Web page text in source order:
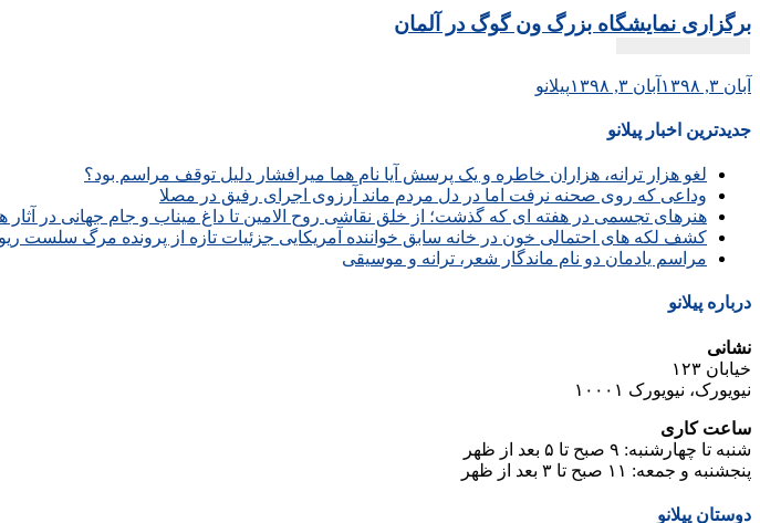
برگزاری نمایشگاه بزرگ ون گوگ در آلمان
آبان ۳, ۱۳۹۸ آبان ۳, ۱۳۹۸ پیلانو
جدیدترین اخبار پیلانو
لغو هزار ترانه، هزاران خاطره و یک پرسش آیا نام هما میرافشار دلیل توقف مراسم بود؟
وداعی که روی صحنه نرفت اما در دل مردم ماند آرزوی اجرای رفیق در مصلا
هنرهای تجسمی در هفته ای که گذشت؛ از خلق نقاشی روح الامین تا داغ میناب و جام جهانی در آثار
کشف لکه های احتمالی خون در خانه سابق خواننده آمریکایی جزئیات تازه از پرونده مرگ سلست
مراسم یادمان دو نام ماندگار شعر، ترانه و موسیقی
درباره پیلانو
نشانی
خیابان ۱۲۳
نیویورک، نیویورک ۱۰۰۰۱
ساعت کاری
شنبه تا چهارشنبه: ۹ صبح تا ۵ بعد از ظهر
پنجشنبه و جمعه: ۱۱ صبح تا ۳ بعد از ظهر
دوستان پیلانو